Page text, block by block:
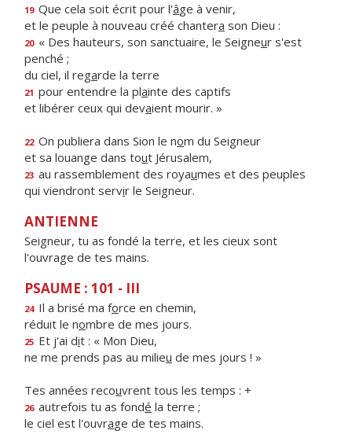
19 Que cela soit écrit pour l'âge à venir,
et le peuple à nouveau créé chantera son Dieu :
20 « Des hauteurs, son sanctuaire, le Seigneur s'est
penché ;
du ciel, il regarde la terre
21 pour entendre la plainte des captifs
et libérer ceux qui devaient mourir. »
22 On publiera dans Sion le nom du Seigneur
et sa louange dans tout Jérusalem,
23 au rassemblement des royaumes et des peuples
qui viendront servir le Seigneur.
ANTIENNE
Seigneur, tu as fondé la terre, et les cieux sont
l'ouvrage de tes mains.
PSAUME : 101 - III
24 Il a brisé ma force en chemin,
réduit le nombre de mes jours.
25 Et j'ai dit : « Mon Dieu,
ne me prends pas au milieu de mes jours ! »
Tes années recouvrent tous les temps : +
26 autrefois tu as fondé la terre ;
le ciel est l'ouvrage de tes mains.